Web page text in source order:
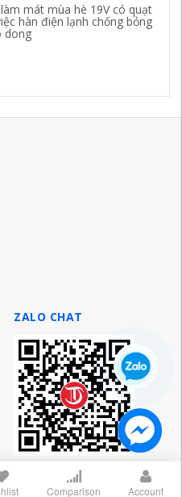
mát mùa hè 19V có quạt
hàn điện lạnh chống bỏng
dong
ZALO CHAT
Comparison Account